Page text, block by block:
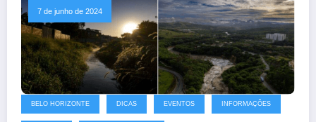
7 de junho de 2024
BELO HORIZONTE DICAS EVENTOS INFORMAÇÕES